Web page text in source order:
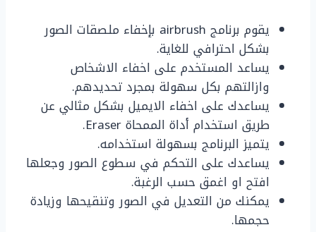
يقوم برنامج airbrush بإخفاء ملصقات الصور
بشكل احترافي للغاية.
يساعد المستخدم على اخفاء الاشخاص
وازالتهم بكل سهولة بمجرد تحديدهم.
يساعدك على اخفاء الايميل بشكل مثالي عن
طريق استخدام أداة الممحاة Eraser.
يتميز البرنامج بسهولة استخدامه.
يساعدك على التحكم في سطوع الصور وجعلها
افتح او اغمق حسب الرغبة.
يمكنك من التعديل في الصور وتنقيحها وزيادة
حجمها.